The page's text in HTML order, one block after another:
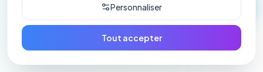
Personnaliser
Tout accepter